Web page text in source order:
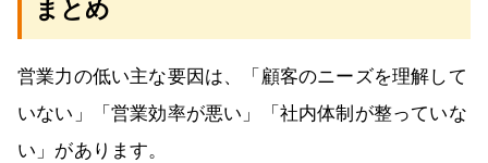
まとめ
営業力の低い主な要因は、「顧客のニーズを理解して
いない」「営業効率が悪い」「社内体制が整っていな
い」があります。